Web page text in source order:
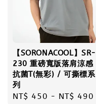
【SORONACOOL】SR-
230 重磅寬版落肩涼感
抗菌T(無彩) / 可撕標系
列
Regular
NT$ 450 - NT$ 490